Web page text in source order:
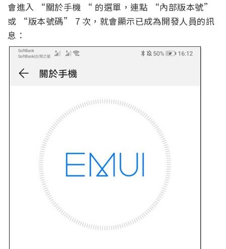
會進入 “關於手機 “ 的選單，連點 “內部版本號”
或 “版本號碼” 7 次，就會顯示已成為開發人員的訊
息：